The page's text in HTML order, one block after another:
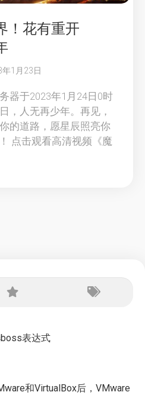
！花有重开
年1月23日
器于2023年1月24日0时
，人无再少年。再见，
的道路，愿星辰照亮你
点击观看高清视频《魔
表达式
和VirtualBox后，VMware